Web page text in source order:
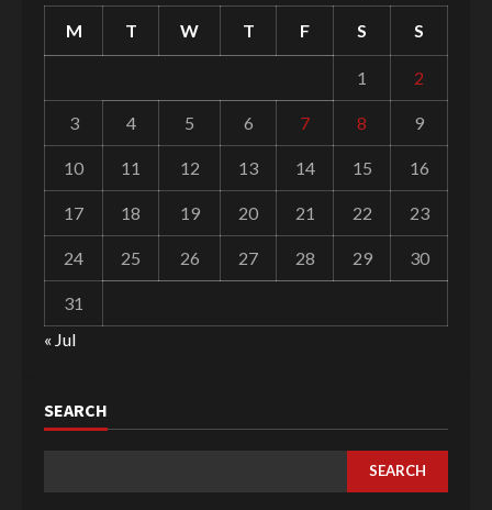
M T W T F S S
1 2
3 4 5 6 7 8 9
10 11 12 13 14 15 16
17 18 19 20 21 22 23
24 25 26 27 28 29 30
31
« Jul
SEARCH
SEARCH